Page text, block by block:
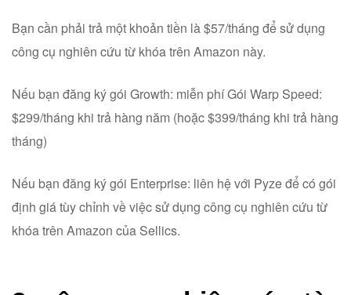
Bạn cần phải trả một khoản tiền là $57/tháng để sử dụng
công cụ nghiên cứu từ khóa trên Amazon này.
Nếu bạn đăng ký gói Growth: miễn phí Gói Warp Speed:
$299/tháng khi trả hàng năm (hoặc $399/tháng khi trả hàng
tháng)
Nếu bạn đăng ký gói Enterprise: liên hệ với Pyze để có gói
định giá tùy chỉnh về việc sử dụng công cụ nghiên cứu từ
khóa trên Amazon của Sellics.